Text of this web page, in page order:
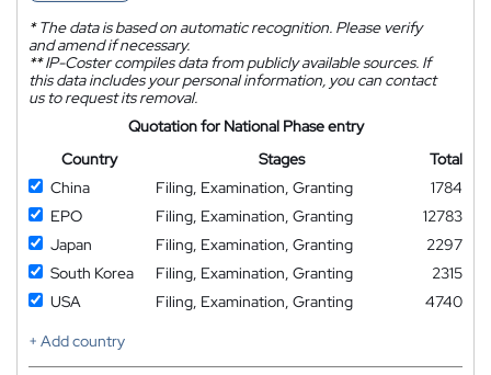
*The data is based on automatic recognition. Please verify
and amend if necessary.
**IP-Coster compiles data from publicly available sources. If
this data includes your personal information, you can contact
us to request its removal.
Quotation for National Phase entry
Country
Stages
Total
China
Filing, Examination, Granting
1784
EPO
Filing, Examination, Granting
12783
Japan
Filing, Examination, Granting
2297
South Korea
Filing, Examination, Granting
2315
USA
Filing, Examination, Granting
4740
+ Add country